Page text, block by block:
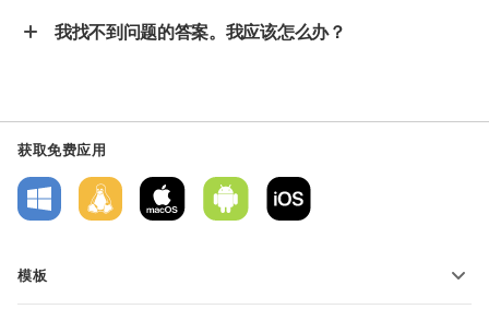
我找不到问题的答案。我应该怎么办？
获取免费应用
模板